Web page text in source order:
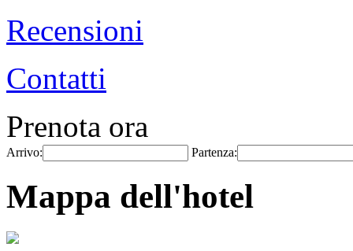
Recensioni
Contatti
Prenota ora
Arrivo: Partenza:
Mappa dell'hotel